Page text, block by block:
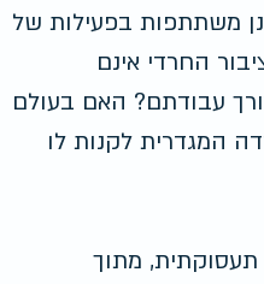
משתתפות בפעילות של
החרדי אינם
עבודתם? האם בעולם
המגדרית לקנות לו
תעסוקתית, מתוך